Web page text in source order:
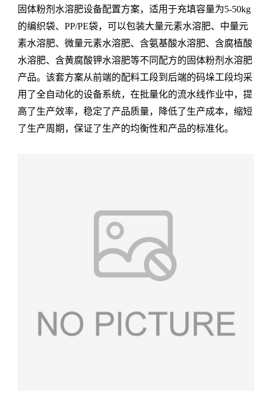
固体粉剂水溶肥设备配置方案，适用于充填容量为5-50kg
的编织袋、PP/PE袋，可以包装大量元素水溶肥、中量元
素水溶肥、微量元素水溶肥、含氨基酸水溶肥、含腐植酸
水溶肥、含黄腐酸钾水溶肥等不同配方的固体粉剂水溶肥
产品。该套方案从前端的配料工段到后端的码垛工段均采
用了全自动化的设备系统，在批量化的流水线作业中，提
高了生产效率，稳定了产品质量，降低了生产成本，缩短
了生产周期，保证了生产的均衡性和产品的标准化。